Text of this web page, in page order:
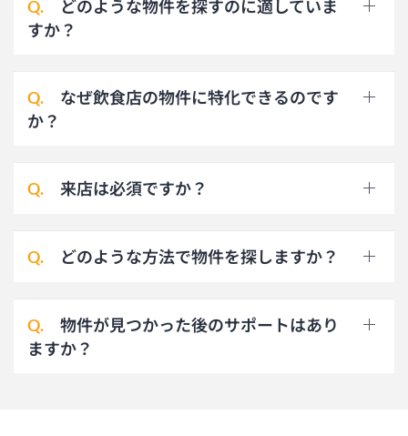
Q. どのような物件を探すのに適していま
すか？
Q. なぜ飲食店の物件に特化できるのです
か？
Q. 来店は必須ですか？
Q. どのような方法で物件を探しますか？
Q. 物件が見つかった後のサポートはあり
ますか？